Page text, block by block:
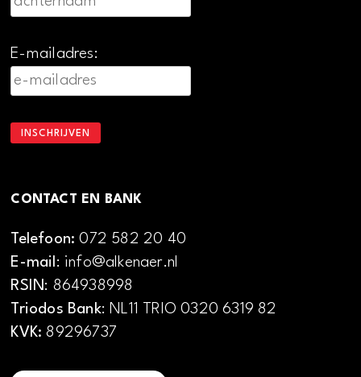
E-mailadres:
CONTACT EN BANK
Telefoon:072 582 20 40
E-mail: info@alkenaer.nl
RSIN: 864938998
Triodos Bank: NL11 TRIO 0320 6319 82
KVK: 89296737